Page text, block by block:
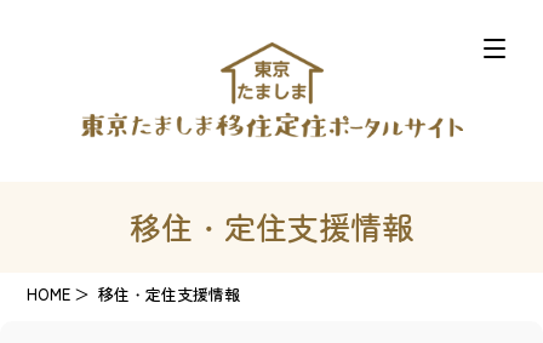
移住・定住支援情報
HOME 移住・定住支援情報